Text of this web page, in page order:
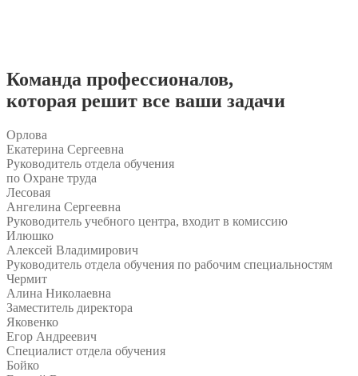
Команда профессионалов,
которая решит все ваши задачи
Орлова
Екатерина Сергеевна
Руководитель отдела обучения
по Охране труда
Лесовая
Ангелина Сергеевна
Руководитель учебного центра, входит в комиссию
Илюшко
Алексей Владимирович
Руководитель отдела обучения по рабочим специальностям
Чермит
Алина Николаевна
Заместитель директора
Яковенко
Егор Андреевич
Специалист отдела обучения
Бойко